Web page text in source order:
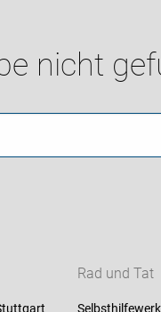
nicht
Rad und Tat